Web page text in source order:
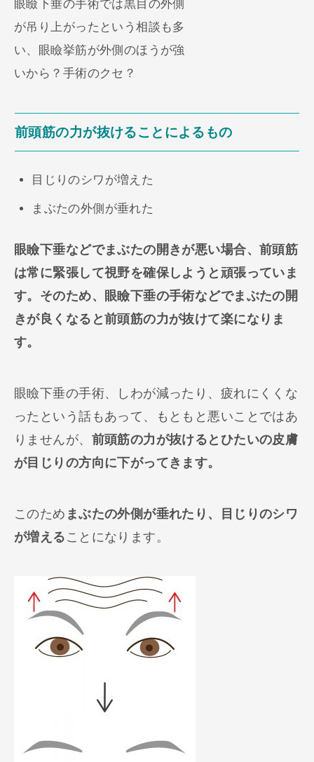
眼瞼下垂の手術では黒目の外側
が吊り上がったという相談も多
い、眼瞼挙筋が外側のほうが強
いから？手術のクセ？
前頭筋の力が抜けることによるもの
目じりのシワが増えた
まぶたの外側が垂れた
眼瞼下垂などでまぶたの開きが悪い場合、前頭筋
は常に緊張して視野を確保しようと頑張っていま
す。そのため、眼瞼下垂の手術などでまぶたの開
きが良くなると前頭筋の力が抜けて楽になりま
す。
眼瞼下垂の手術、しわが減ったり、疲れにくくな
ったという話もあって、もともと悪いことではあ
りませんが、 前頭筋の力が抜けるとひたいの皮膚
が目じりの方向に下がってきます。
このため まぶたの外側が垂れたり、目じりのシワ
が増えることになります。